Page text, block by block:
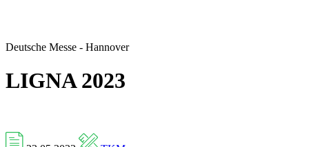
Deutsche Messe - Hannover
LIGNA 2023